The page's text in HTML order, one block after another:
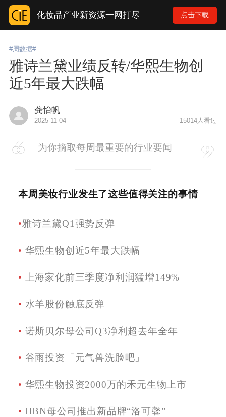
化妆品产业新资源一网打尽 点击下载
#周数据#
雅诗兰黛业绩反转/华熙生物创
近5年最大跌幅
龚怡帆
2025-11-04 15014人看过
为你摘取每周最重要的行业要闻
本周美妆行业发生了这些值得关注的事情
•雅诗兰黛Q1强势反弹
• 华熙生物创近5年最大跌幅
• 上海家化前三季度净利润猛增149%
• 水羊股份触底反弹
• 诺斯贝尔母公司Q3净利超去年全年
• 谷雨投资「元气兽洗脸吧 」
• 华熙生物投资2000万的禾元生物 上市
• HBN母公司推出新品牌“洛可馨”